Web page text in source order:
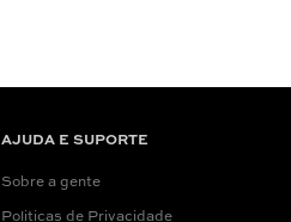
AJUDA E SUPORTE
Sobre a gente
Politicas de Privacidade